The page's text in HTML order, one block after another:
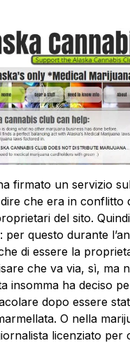
firmato un servizio
che era in conflitto
del sito.
per questo durante
di essere la
che va via, sì, ma
insomma ha deciso
dopo essere
O nella
licenziato per